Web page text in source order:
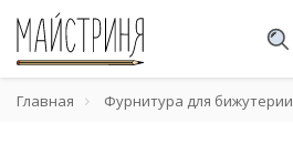
Главная Фурнитура для бижутерии